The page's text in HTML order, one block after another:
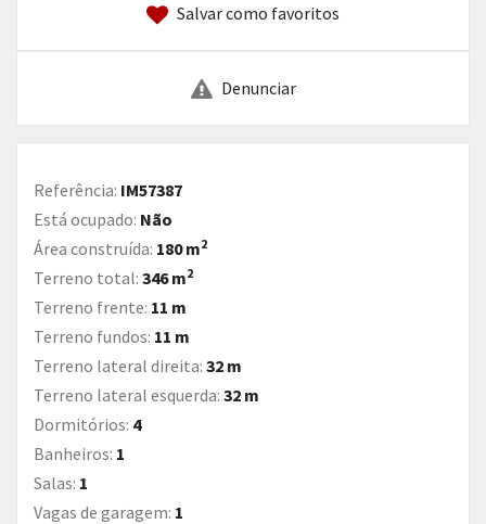
Salvar como favoritos
Denunciar
Referência: IM57387
Está ocupado: Não
Área construída: 180 m2
Terreno total: 346 m2
Terreno frente: 11 m
Terreno fundos: 11 m
Terreno lateral direita: 32 m
Terreno lateral esquerda: 32 m
Dormitórios: 4
Banheiros: 1
Salas: 1
Vagas de garagem: 1